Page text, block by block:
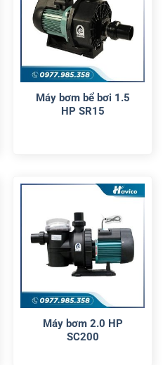
Máy bơm bể bơi 1.5
HP SR15
Máy bơm 2.0 HP
SC200